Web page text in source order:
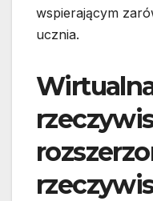
wspierającym
ucznia.